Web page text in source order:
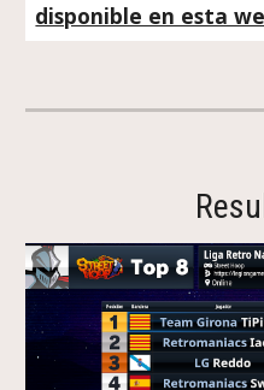
disponible en esta